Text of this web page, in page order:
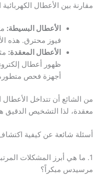
مقارنة بين الأعطال
الأعطال البسيطة:
فيوز محترق. هذه
الأعطال المعقدة:
ظهور أعطال
أجهزة فحص
من الشائع أن تتداخل
معقدة، لذا التشخيص الدقيق
أسئلة شائعة عن كيفية
1. ما هي أبرز المشكلات
مرسيدس مبكراً؟